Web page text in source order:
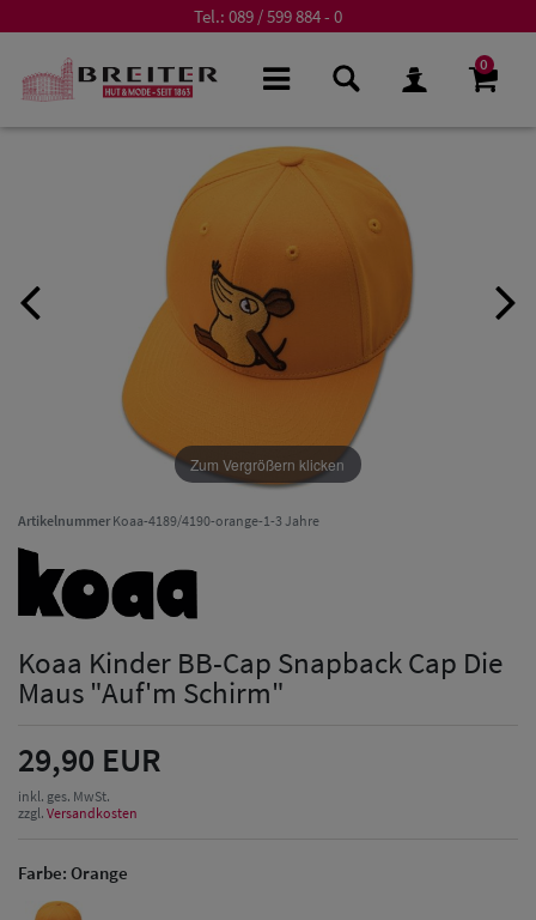
Tel.: 089 / 599 884 - 0
0
Zum Vergrößern klicken
ArtikelnummerKoaa-4189/4190-orange-1-3 Jahre
Koaa Kinder BB-Cap Snapback Cap Die
Maus "Auf'm Schirm"
29,90 EUR
inkl. ges. MwSt.
zzgl. Versandkosten
Farbe: Orange